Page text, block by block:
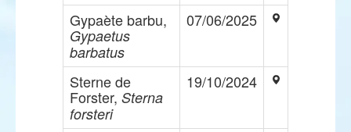
Gypaète barbu,
Gypaetus
barbatus
07/06/2025
Sterne de
Forster, Sterna
forsteri
19/10/2024